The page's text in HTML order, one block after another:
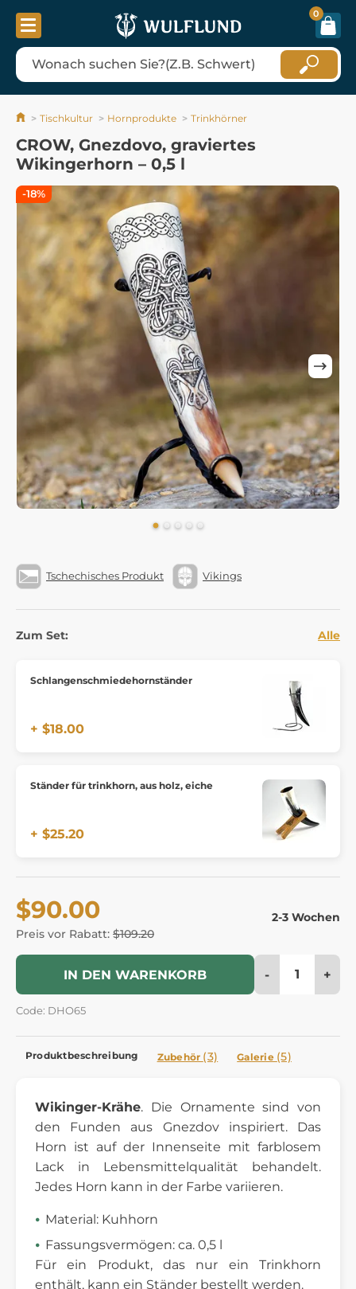
0
Tischkultur Hornprodukte Trinkhörner
CROW, Gnezdovo, graviertes
Wikingerhorn – 0,5 l
Tschechisches Produkt Vikings
Zum Set: Alle
Schlangenschmiedehornständer
+ $18.00
Ständer für trinkhorn, aus holz, eiche
+ $25.20
$90.00
Preis vor Rabatt: $109.20
2-3 Wochen
IN DEN WARENKORB - +
Code: DHO65
-18%
Produktbeschreibung Zubehör (3) Galerie (5)
Wikinger-Krähe. Die Ornamente sind von
den Funden aus Gnezdov inspiriert. Das
Horn ist auf der Innenseite mit farblosem
Lack in Lebensmittelqualität behandelt.
Jedes Horn kann in der Farbe variieren.
Material: Kuhhorn
Fassungsvermögen: ca. 0,5 l
Für ein Produkt, das nur ein Trinkhorn
enthält, kann ein Ständer bestellt werden.